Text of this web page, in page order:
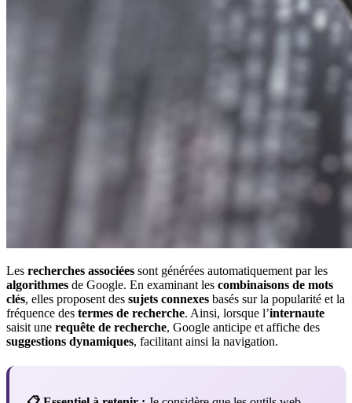
Les recherches associées sont générées automatiquement par les
algorithmes de Google. En examinant les combinaisons de mots
clés, elles proposent des sujets connexes basés sur la popularité et la
fréquence des termes de recherche. Ainsi, lorsque l’internaute
saisit une requête de recherche, Google anticipe et affiche des
suggestions dynamiques, facilitant ainsi la navigation.